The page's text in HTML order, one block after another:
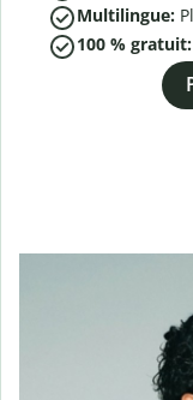
Multilingue:
100 % gratuit: